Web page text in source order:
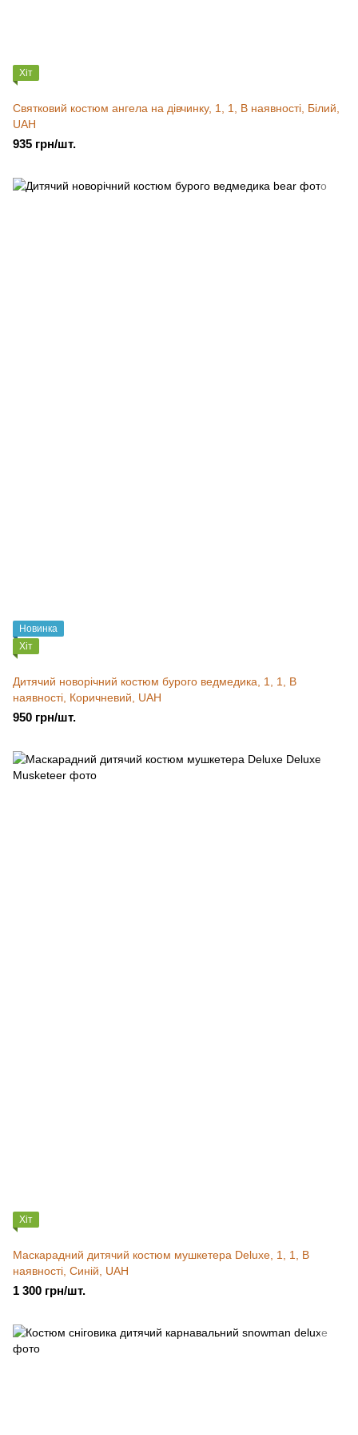
Хіт
Святковий костюм ангела на дівчинку, 1, 1, В наявності, Білий,
UAH
935 грн/шт.
Новинка
Хіт
Дитячий новорічний костюм бурого ведмедика, 1, 1, В
наявності, Коричневий, UAH
950 грн/шт.
Хіт
Маскарадний дитячий костюм мушкетера Deluxe, 1, 1, В
наявності, Синій, UAH
1 300 грн/шт.